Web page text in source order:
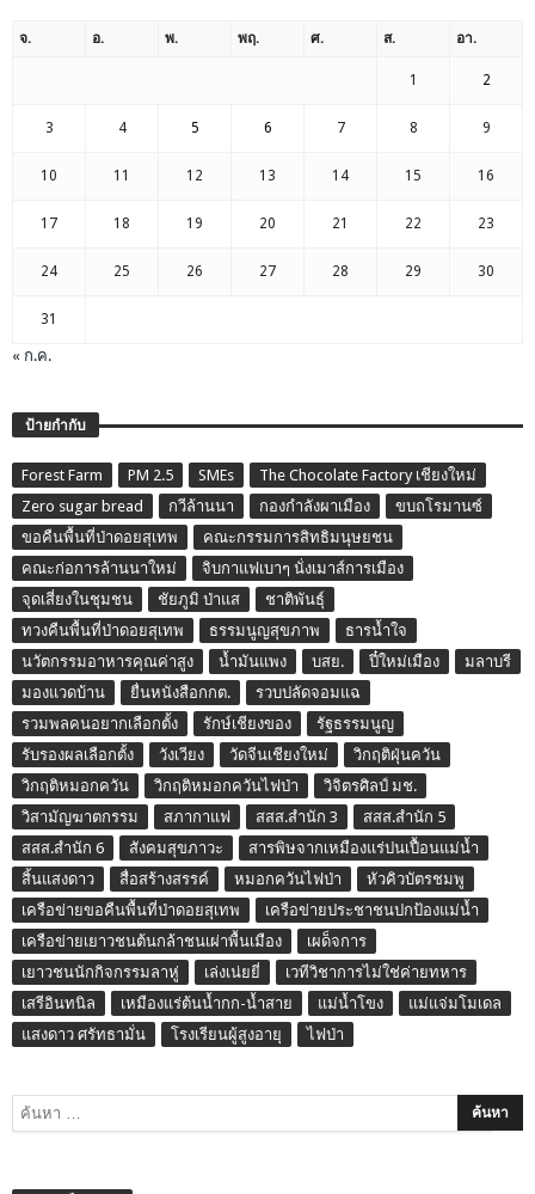
จ. อ. พ. พฤ. ศ. ส. อา.
1 2
3 4 5 6 7 8 9
10 11 12 13 14 15 16
17 18 19 20 21 22 23
24 25 26 27 28 29 30
31
« ก.ค.
ป้ายกำกับ
Forest Farm PM 2.5 SMEs
The Chocolate Factory เชียงใหม่
Zero sugar bread
กวีล้านนา กองกำลังผาเมือง
ขบถโรมานซ์
ขอคืนพื้นที่ป่าดอยสุเทพ
คณะกรรมการสิทธิมนุษยชน
คณะก่อการล้านนาใหม่
จิบกาแฟเบาๆ นั่งเมาส์การเมือง
จุดเสี่ยงในชุมชน
ชัยภูมิ ป่าแส
ชาติพันธุ์
ทวงคืนพื้นที่ป่าดอยสุเทพ
ธรรมนูญสุขภาพ
ธารน้ำใจ
นวัตกรรมอาหารคุณค่าสูง
น้ำมันแพง บสย. ปี๋ใหม่เมือง
มลาบรี
มองแวดบ้าน
ยื่นหนังสือกกต.
รวบปลัดจอมแฉ
รวมพลคนอยากเลือกตั้ง
รักษ์เชียงของ
รัฐธรรมนูญ
รับรองผลเลือกตั้ง
วังเวียง วัดจีนเชียงใหม่
วิกฤติฝุ่นควัน
วิกฤติหมอกควัน
วิกฤติหมอกควันไฟป่า
วิจิตรศิลป์ มช.
วิสามัญฆาตกรรม
สภากาแฟ สสส.สำนัก 3
สสส.สำนัก 5
สสส.สำนัก 6
สังคมสุขภาวะ
สารพิษจากเหมืองแร่ปนเปื้อนแม่น้ำ
สิ้นแสงดาว
สื่อสร้างสรรค์ หมอกควันไฟป่า
หัวคิวบัตรชมพู
เครือข่ายขอคืนพื้นที่ป่าดอยสุเทพ
เครือข่ายประชาชนปกป้องแม่น้ำ
เครือข่ายเยาวชนต้นกล้าชนเผ่าพื้นเมือง
เผด็จการ
เยาวชนนักกิจกรรมลาหู่
เล่งเน่ยยี่
เวทีวิชาการไม่ใช่ค่ายทหาร
เสรีอินทนิล
เหมืองแร่ต้นน้ำกก-น้ำสาย แม่น้ำโขง
แม่แจ่มโมเดล
แสงดาว ศรัทธามั่น
โรงเรียนผู้สูงอายุ ไฟป่า